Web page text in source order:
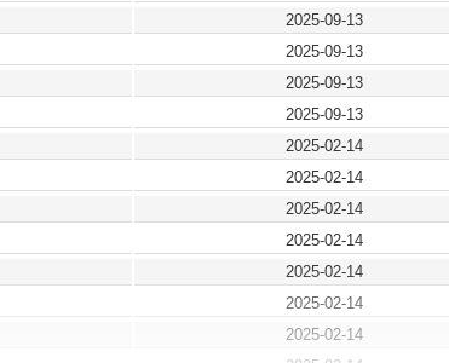
2025-09-13
2025-09-13
2025-09-13
2025-09-13
2025-02-14
2025-02-14
2025-02-14
2025-02-14
2025-02-14
2025-02-14
2025-02-14